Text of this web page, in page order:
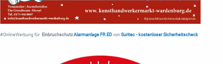
#OnlineWerbung für Einbruchschutz Alarmanlage FR.ED von Suritec • kostenloser Sicherheitscheck